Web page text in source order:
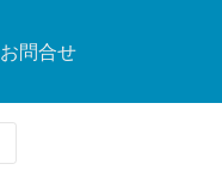
お問合せ